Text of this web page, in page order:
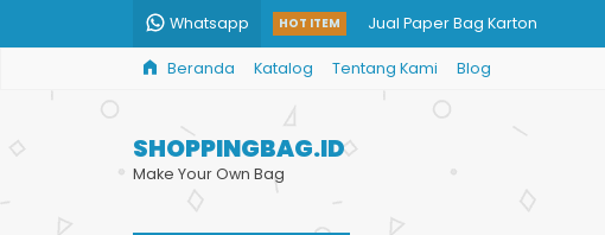
Whatsapp HOT ITEM Jual Paper Bag Karton
Paper Bag Tas Kertas Hot Print
Tas Kertas Custom Ukuran
Tempat Cetak Paper Bag Murah
Bikin Shopping Bag Dunhill
Beranda Katalog Tentang Kami Blog
SHOPPINGBAG.ID
Make Your Own Bag